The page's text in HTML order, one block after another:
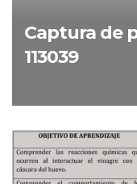
Captura de
113039